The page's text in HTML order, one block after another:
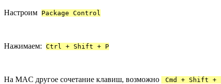
Настроим Package Control
Нажимаем: Ctrl + Shift + P
На MAC другое сочетание клавиш, возможно Cmd + Shift +